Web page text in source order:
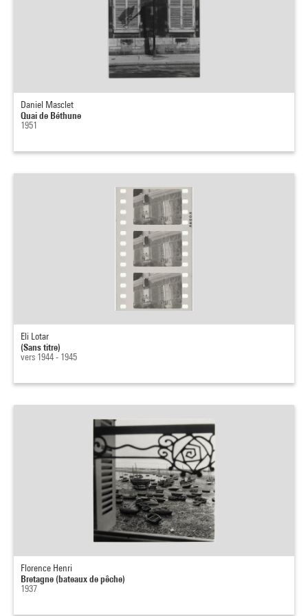
Daniel Masclet
Quai de Béthune
1951
Eli Lotar
(Sans titre)
vers 1944 - 1945
Florence Henri
Bretagne (bateaux de pêche)
1937